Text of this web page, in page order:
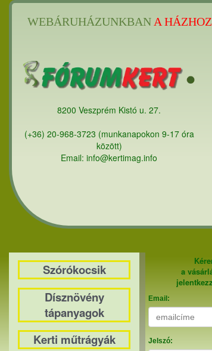
WEBÁRUHÁZUNKBAN A
8200 Veszprém Kistó u. 27.
(+36) 20-968-3723 (munkanapokon 9-17 óra
között)
Email: info@kertimag.info
Szórókocsik
Dísznövény
tápanyagok
Kerti műtrágyák
a
Email:
Jelszó: